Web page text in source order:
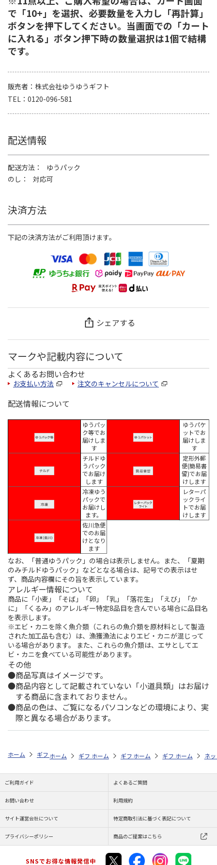
で「10+」を選択、必要数量を入力し「再計算」
ボタンを押下してください。当画面での「カート
に入れる」ボタン押下時の数量選択は1個で結構
です。
販売者
株式会社ゆうゆうギフト
TEL
0120-096-581
配送情報
配送方法
ゆうパック
のし
対応可
決済方法
下記の決済方法がご利用頂けます。
シェアする
マークや記載内容について
よくあるお問い合わせ
お支払い方法 注文のキャンセルについて
配送情報について
ゆうパッ
ク等でお
届けしま
す
ゆうパケ
ットでお
届けしま
す
チルドゆ
うパック
でお届け
します
定形外郵
便(簡易書
留)でお届
けします
冷凍ゆう
パックで
お届けし
ます。
レターパ
ックライ
トでお届
けします
佐川急便
でのお届
けとなり
ます
なお、「普通ゆうパック」の場合は表示しません。また、「夏期
のみチルドゆうパック」などとなる場合は、記号での表示はせ
ず、商品内容欄にその旨を表示しています。
アレルギー情報について
商品に「小麦」「そば」「卵」「乳」「落花生」「えび」「か
に」「くるみ」のアレルギー特定8品目を含んでいる場合に品目名
を表示します。
※エビ・カニを除く魚介類（これらの魚介類を原材料として製造
された加工品も含む）は、漁獲漁法によりエビ・カニが混じって
いる場合があります。 また、これらの魚介類は、エサとしてエ
ビ・カニを食べている可能性があります。
その他
商品写真はイメージです。
商品内容として記載されていない「小道具類」はお届け
する商品に含まれておりません。
商品の色は、ご覧になるパソコンなどの環境により、実
際と異なる場合があります。
ホーム ギフトストア お中元・夏ギフト特集 2026 そうめん・麺類
ホーム ギフトストア お中元・夏ギフト特集 2026
ホーム ギフトストア お中元・夏ギフト
ホーム ギフトストア お
ホーム ネ
ご利用ガイド よくあるご質問
お問い合わせ 利用規約
サイト運営会社について 特定商取引法に基づく表記について
プライバシーポリシー 商品のご提案はこちら
SNSでお得な情報発信中